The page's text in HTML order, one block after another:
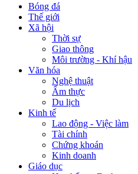
Bóng đá
Thế giới
Xã hội
Thời sự
Giao thông
Môi trường - Khí hậu
Văn hóa
Nghệ thuật
Ẩm thực
Du lịch
Kinh tế
Lao động - Việc làm
Tài chính
Chứng khoán
Kinh doanh
Giáo dục